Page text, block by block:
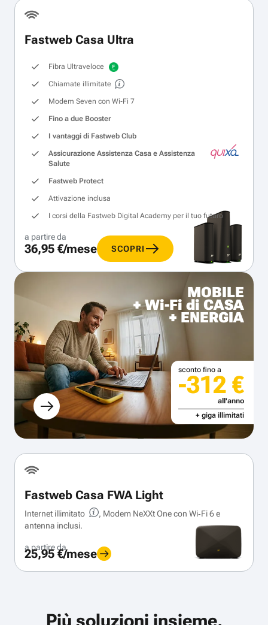
Fastweb Casa Ultra
Fibra Ultraveloce
Chiamate illimitate
Modem Seven con Wi‑Fi 7
Fino a due Booster
I vantaggi di Fastweb Club
Assicurazione Assistenza Casa e Assistenza
Salute
Fastweb Protect
Attivazione inclusa
I corsi della Fastweb Digital Academy per il tuo futuro
a partire da
36,95 €/mese SCOPRI
MOBILE
+ Wi-Fi di CASA
+ ENERGIA
sconto fino a
-312 €
all'anno
+ giga illimitati
Fastweb Casa FWA Light
Internet illimitato
, Modem NeXXt One con Wi‑Fi 6 e
antenna inclusi.
a partire da
25,95 €/mese
Più soluzioni insieme,